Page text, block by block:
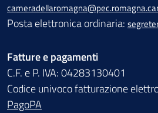
Posta elettronica ordinaria:
Fatture e pagamenti
C.F. e P. IVA: 04283130401
Codice univoco fatturazione
PagoPA